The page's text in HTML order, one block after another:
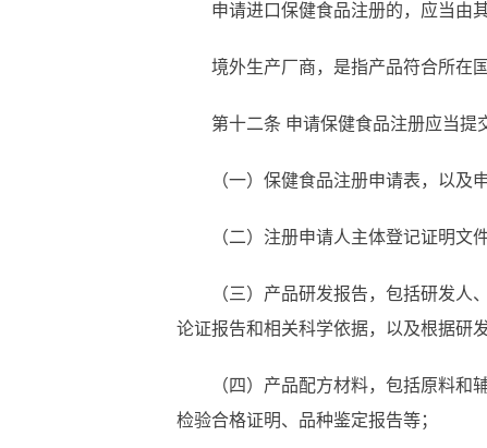
申请进口保健食品注册的，应当由
境外生产厂商，是指产品符合所在
第十二条 申请保健食品注册应当提
（一）保健食品注册申请表，以及
（二）注册申请人主体登记证明文
（三）产品研发报告，包括研发
论证报告和相关科学依据，以及根据研
（四）产品配方材料，包括原料和
检验合格证明、品种鉴定报告等；